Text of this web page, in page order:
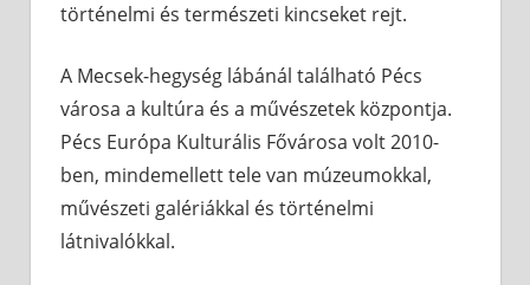
történelmi és természeti kincseket rejt.
A Mecsek-hegység lábánál található Pécs
városa a kultúra és a művészetek központja.
Pécs Európa Kulturális Fővárosa volt 2010-
ben, mindemellett tele van múzeumokkal,
művészeti galériákkal és történelmi
látnivalókkal.